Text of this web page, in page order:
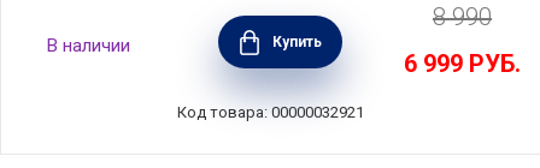
Подставка для ножей универсальная 11х22
см, нержавеющая сталь, Arcos, 794900
В наличии Купить
8 990
6 999 РУБ.
Код товара: 00000032921